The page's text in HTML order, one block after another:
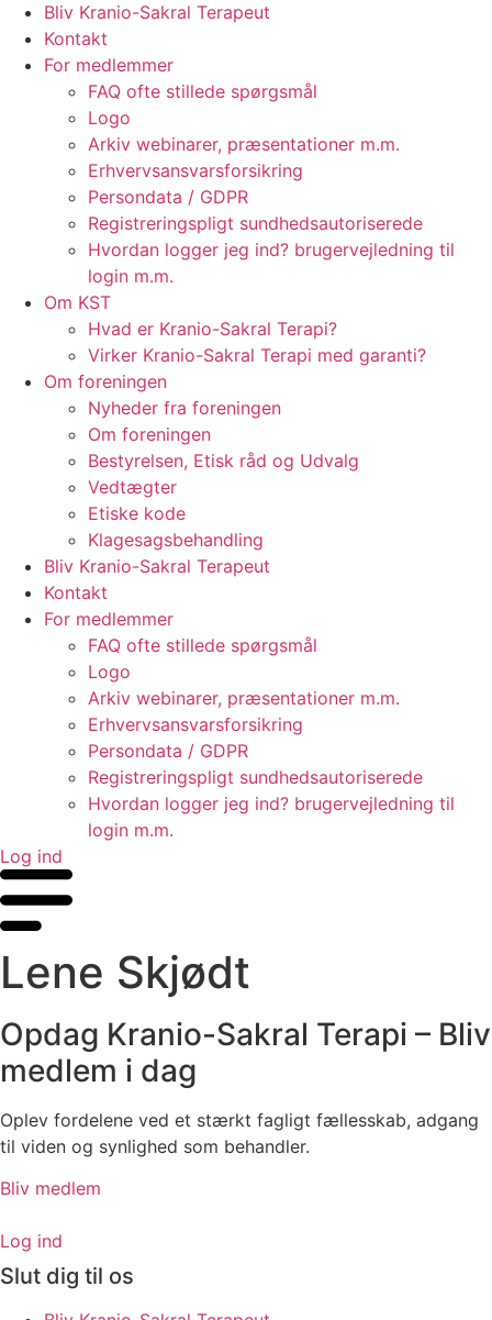
Bliv Kranio-Sakral Terapeut
Kontakt
For medlemmer
FAQ ofte stillede spørgsmål
Logo
Arkiv webinarer, præsentationer m.m.
Erhvervsansvarsforsikring
Persondata / GDPR
Registreringspligt sundhedsautoriserede
Hvordan logger jeg ind? brugervejledning til
login m.m.
Om KST
Hvad er Kranio-Sakral Terapi?
Virker Kranio-Sakral Terapi med garanti?
Om foreningen
Nyheder fra foreningen
Om foreningen
Bestyrelsen, Etisk råd og Udvalg
Vedtægter
Etiske kode
Klagesagsbehandling
Bliv Kranio-Sakral Terapeut
Kontakt
For medlemmer
FAQ ofte stillede spørgsmål
Logo
Arkiv webinarer, præsentationer m.m.
Erhvervsansvarsforsikring
Persondata / GDPR
Registreringspligt sundhedsautoriserede
Hvordan logger jeg ind? brugervejledning til
login m.m.
Log ind
Lene Skjødt
Opdag Kranio-Sakral Terapi – Bliv
medlem i dag
Oplev fordelene ved et stærkt fagligt fællesskab, adgang
til viden og synlighed som behandler.
Bliv medlem
Log ind
Slut dig til os